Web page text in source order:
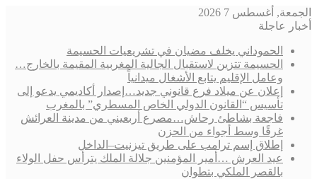
الجمعة, أغسطس 7 2026
أخبار عاجلة
الحموداني يخلف مضيان في تشريعيات الحسيمة
الحسيمة تتزين لاستقبال الجالية المغربية المقيمة بالخارج…
وعامل الإقليم يتابع الأشغال ميدانياً
إعلان عن ميلاد فرع قانوني جديد…إصدار أكاديمي يدعو إلى
تأسيس “القانون الدولي الخاص المسطري” بالمغرب
فاجعة بشاطئ رحاش…مصرع أربعيني من مدينة العرائش
غرقًا وسط أجواء من الحزن
إطلاق إسم ترامب على طريق تيزنيت–الداخل
عيد العرش …أمير المؤمنين جلالة الملك يترأس حفل الولاء
بالقصر الملكي بتطوان